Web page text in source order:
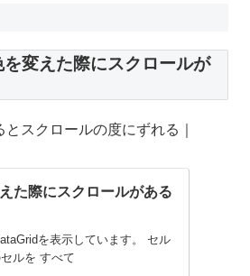
変えた際にスクロールが
スクロールの度にずれる｜
た際にスクロールがある
を表示しています。 セル
ルを すべて